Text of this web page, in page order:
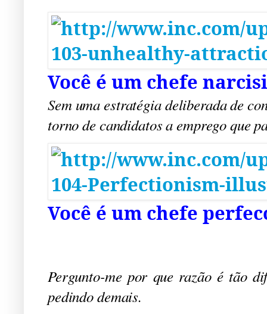
Você é um chefe
Sem uma estratégia deliberada de
torno de candidatos a emprego que
Você é um chefe
Pergunto-me por que razão é tão
pedindo demais.